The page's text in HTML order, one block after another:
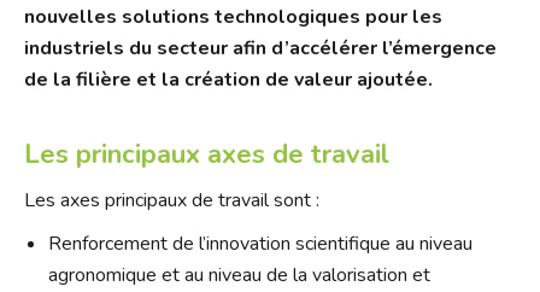
nouvelles solutions technologiques pour les
industriels du secteur afin d’accélérer l’émergence
de la filière et la création de valeur ajoutée.
Les principaux axes de travail
Les axes principaux de travail sont :
Renforcement de l’innovation scientifique au niveau
agronomique et au niveau de la valorisation et